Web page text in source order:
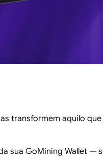
transformem aquilo que
sua GoMining Wallet —